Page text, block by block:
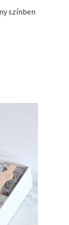
színben